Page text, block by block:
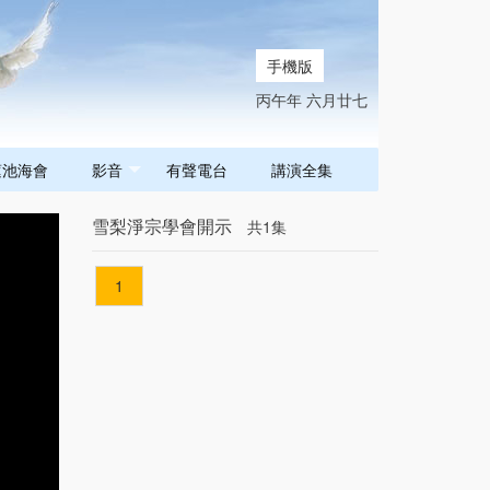
手機版
丙午年 六月廿七
海會 影音 有聲電台 講演全集
雪梨淨宗學會開示 共1集
1